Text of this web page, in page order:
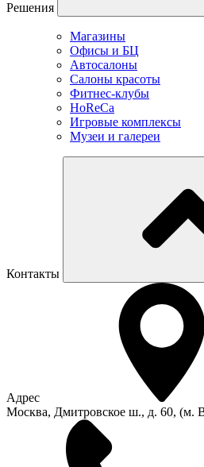
Решения
Магазины
Офисы и БЦ
Автосалоны
Салоны красоты
Фитнес-клубы
HoReCa
Игровые комплексы
Музеи и галереи
Контакты
Адрес
Москва, Дмитровское ш., д. 60, (м.